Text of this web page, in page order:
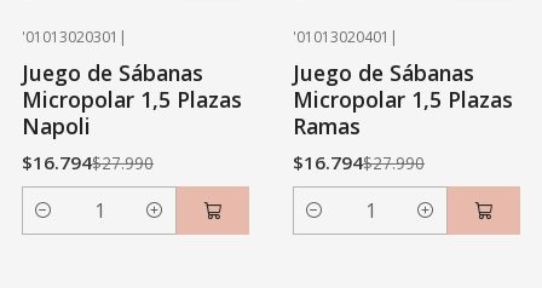
'01013020301 |
Juego de Sábanas
Micropolar 1,5 Plazas
Napoli
$16.794$27.990
Cantidad
'01013020401 |
Juego de Sábanas
Micropolar 1,5 Plazas
Ramas
$16.794$27.990
Cantidad